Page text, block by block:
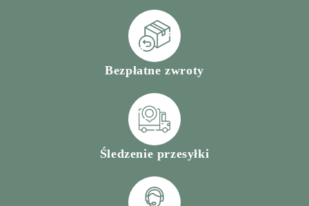
Bezpłatne zwroty
Śledzenie przesyłki